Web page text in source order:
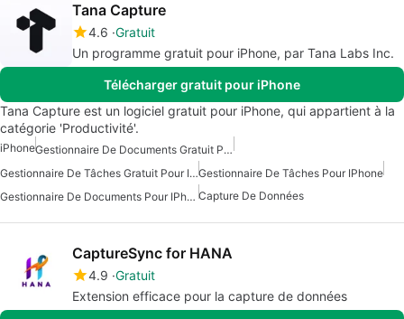
Tana Capture
4.6 Gratuit
Un programme gratuit pour iPhone, par Tana Labs Inc.
Télécharger gratuit pour iPhone
Tana Capture est un logiciel gratuit pour iPhone, qui appartient à la
catégorie 'Productivité'.
iPhone
Gestionnaire De Documents Gratuit Pour IPhone
Gestionnaire De Tâches Gratuit Pour IPhoneGestionnaire De Tâches Pour IPhone
Gestionnaire De Documents Pour IPhone Capture De Données
CaptureSync for HANA
4.9 Gratuit
Extension efficace pour la capture de données